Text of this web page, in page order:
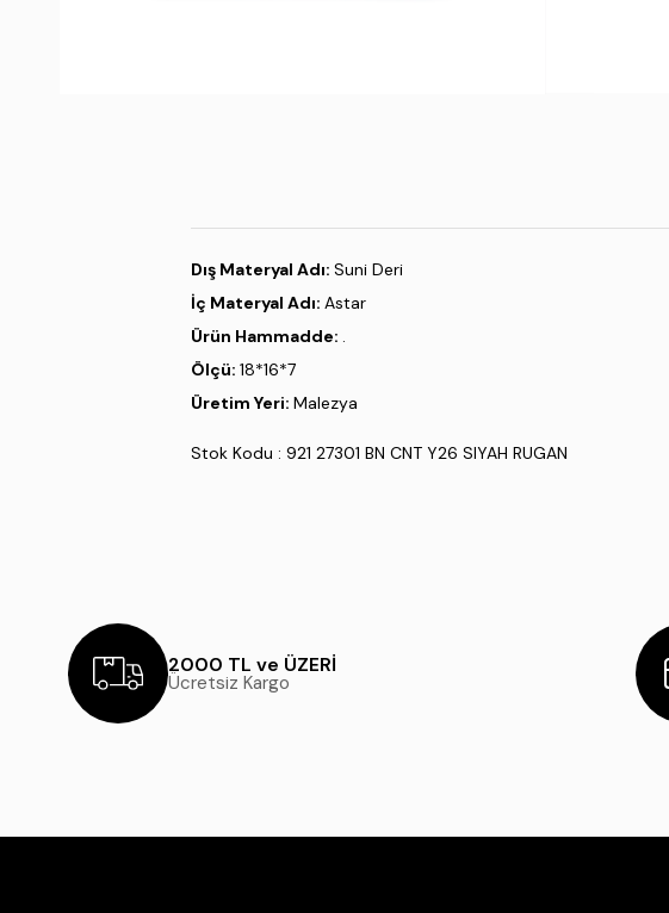
Dış Materyal Adı: Suni Deri
İç Materyal Adı: Astar
Ürün Hammadde: .
Ölçü: 18*16*7
Üretim Yeri: Malezya
Stok Kodu : 921 27301 BN CNT Y26 SIYAH RUGAN
2000 TL ve ÜZERİ
Ücretsiz Kargo